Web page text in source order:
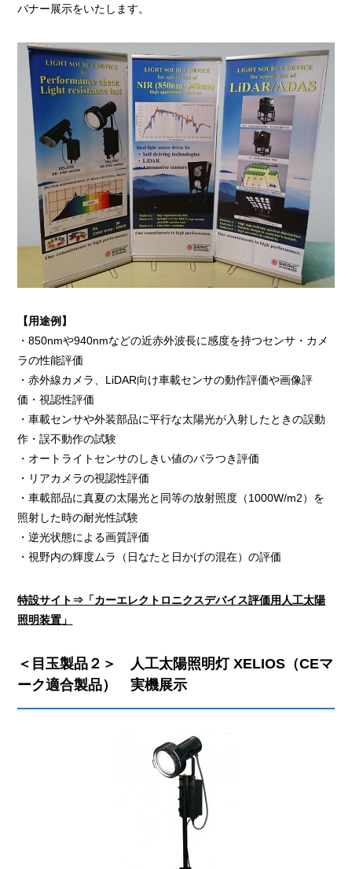
バナー展示をいたします。
【用途例】
・850nmや940nmなどの近赤外波長に感度を持つセンサ・カメ
ラの性能評価
・赤外線カメラ、LiDAR向け車載センサの動作評価や画像評
価・視認性評価
・車載センサや外装部品に平行な太陽光が入射したときの誤動
作・誤不動作の試験
・オートライトセンサのしきい値のバラつき評価
・リアカメラの視認性評価
・車載部品に真夏の太陽光と同等の放射照度（1000W/m2）を
照射した時の耐光性試験
・逆光状態による画質評価
・視野内の輝度ムラ（日なたと日かげの混在）の評価
特設サイト⇒「カーエレクトロニクスデバイス評価用人工太陽
照明装置」
＜目玉製品２＞ 人工太陽照明灯 XELIOS（CEマ
ーク適合製品） 実機展示